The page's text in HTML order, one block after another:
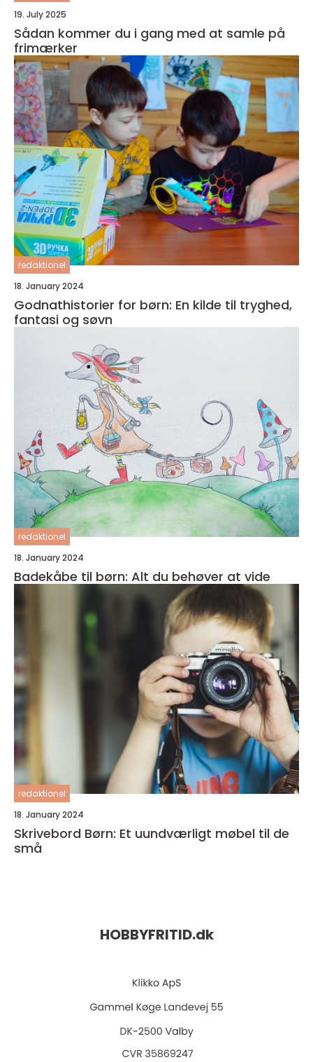
19. July 2025
Sådan kommer du i gang med at samle på
frimærker
redaktionel
18. January 2024
Godnathistorier for børn: En kilde til tryghed,
fantasi og søvn
redaktionel
18. January 2024
Badekåbe til børn: Alt du behøver at vide
redaktionel
18. January 2024
Skrivebord Børn: Et uundværligt møbel til de
små
HOBBYFRITID.dk